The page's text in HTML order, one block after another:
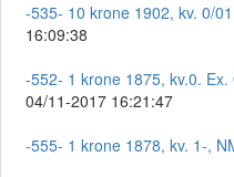
-535- 10 krone 1902, kv. 0/
16:09:38
-552- 1 krone 1875, kv.0.
04/11-2017 16:21:47
-555- 1 krone 1878, kv. 1-,